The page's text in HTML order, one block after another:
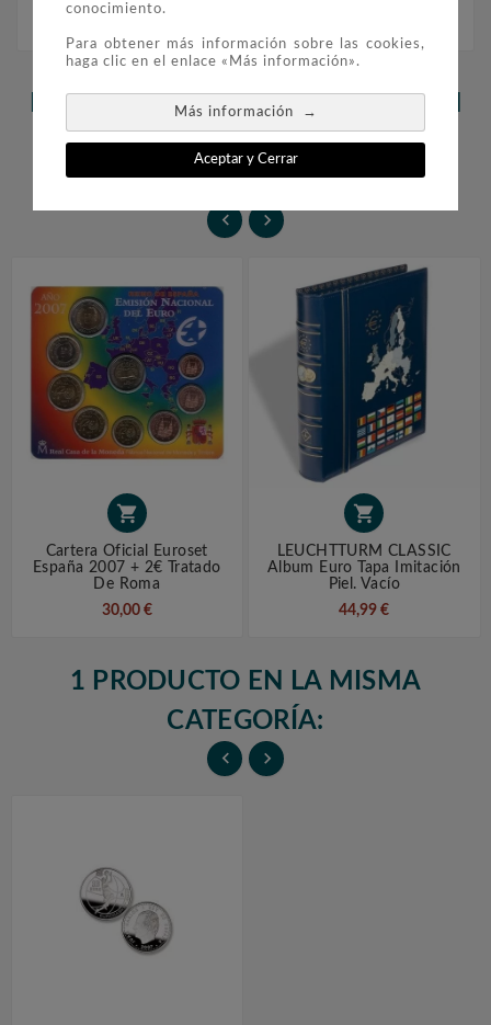
conocimiento.
Para obtener más información sobre las cookies,
haga clic en el enlace «Más información».
Más información →
Aceptar y Cerrar
LOS CLIENTES QUE ADQUIRIERON
ESTE PRODUCTO TAMBIÉN
COMPRARON:
 

Cartera Oficial Euroset
España 2007 + 2€ Tratado
De Roma
30,00 €

LEUCHTTURM CLASSIC
Album Euro Tapa Imitación
Piel. Vacío
44,99 €
1 PRODUCTO EN LA MISMA
CATEGORÍA:
 